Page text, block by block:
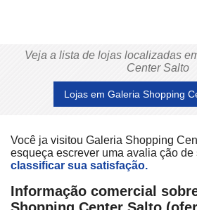
Veja a lista de lojas localizadas
Center Salto
Lojas em Galeria Shopping
Você ja visitou Galeria Shopping
esqueça escrever uma avalia ção de
classificar sua satisfação.
Informação comercial